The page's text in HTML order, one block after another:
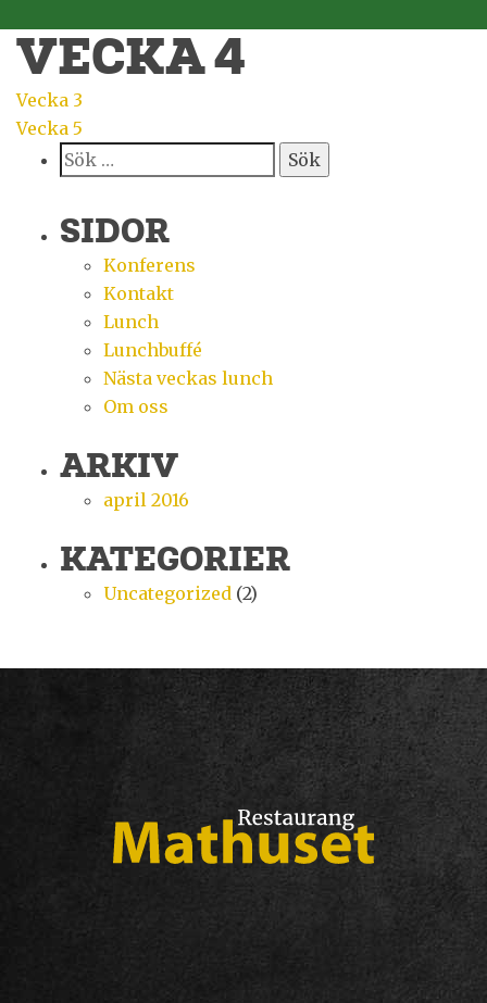
VECKA 4
INLÄGGSNAVIGERING
Vecka 3
Vecka 5
Sök
efter:
SIDOR
Konferens
Kontakt
Lunch
Lunchbuffé
Nästa veckas lunch
Om oss
ARKIV
april 2016
KATEGORIER
Uncategorized (2)